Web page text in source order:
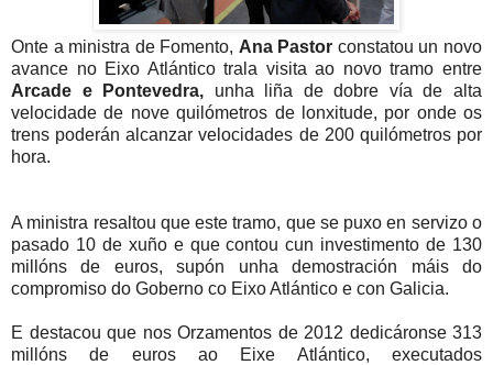
Onte a ministra de Fomento, Ana Pastor constatou un novo
avance no Eixo Atlántico trala visita ao novo tramo entre
Arcade e Pontevedra, unha liña de dobre vía de alta
velocidade de nove quilómetros de lonxitude, por onde os
trens poderán alcanzar velocidades de 200 quilómetros por
hora.
A ministra resaltou que este tramo, que se puxo en servizo o
pasado 10 de xuño e que contou cun investimento de 130
millóns de euros, supón unha demostración máis do
compromiso do Goberno co Eixo Atlántico e con Galicia.
E destacou que nos Orzamentos de 2012 dedicáronse 313
millóns de euros ao Eixe Atlántico, executados